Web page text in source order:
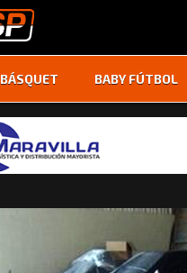
BÁSQUET BABY FÚTBOL